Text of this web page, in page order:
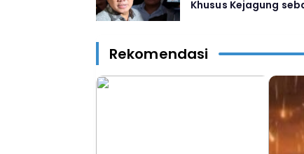
Khusus Kejagung
Rekomendasi